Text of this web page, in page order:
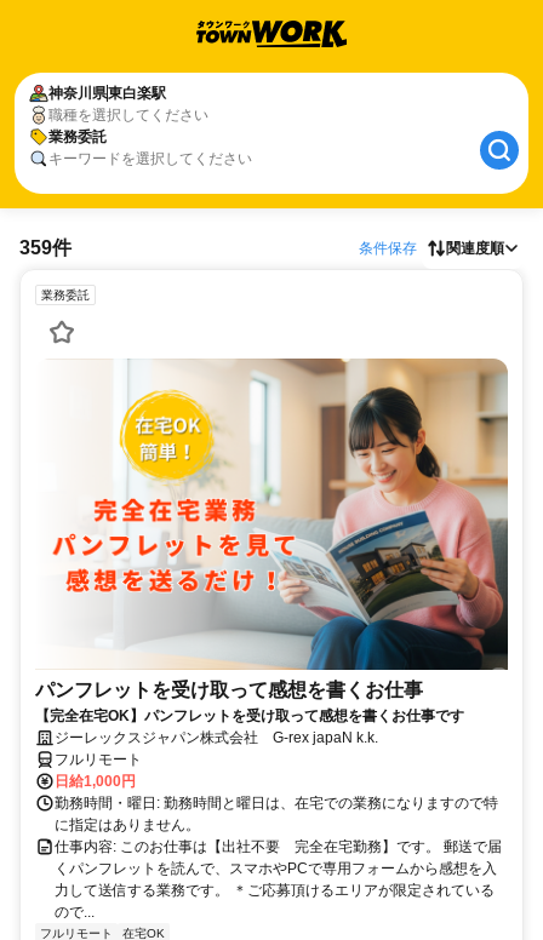
神奈川県東白楽駅
職種を選択してください
業務委託
キーワードを選択してください
359件 条件保存 関連度順
業務委託
パンフレットを受け取って感想を書くお仕事
【完全在宅OK】パンフレットを受け取って感想を書くお仕事です
ジーレックスジャパン株式会社 G-rex japaN k.k.
フルリモート
日給1,000円
勤務時間・曜日: 勤務時間と曜日は、在宅での業務になりますので特
に指定はありません。
仕事内容: このお仕事は【出社不要 完全在宅勤務】です。 郵送で届
くパンフレットを読んで、スマホやPCで専用フォームから感想を入
力して送信する業務です。 ＊ご応募頂けるエリアが限定されている
ので...
フルリモート 在宅OK